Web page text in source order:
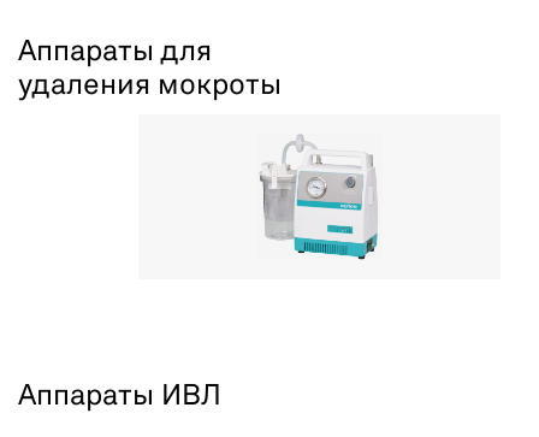
Аппараты для
удаления мокроты
Аппараты ИВЛ